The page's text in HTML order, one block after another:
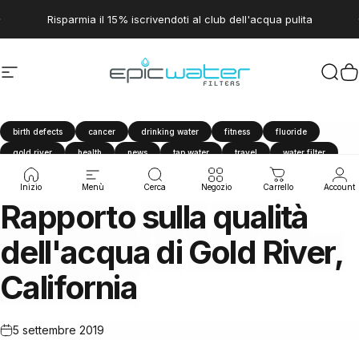
Risparmia il 15% iscrivendoti al club dell'acqua pulita
Navigazione del sitoEpic Water Filters USA
Inizio Menù Cerca Negozio Carrello Account
birth defects cancer drinking water fitness fluoride
gold river health news tap water travel water filter
Water Quality Report
Rapportosulla qualità
dell'acqua di Gold River,
California
5 settembre 2019